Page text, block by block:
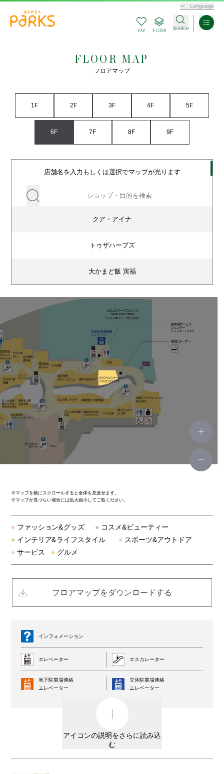
Language
FLOOR MAP
フロアマップ
1F 2F 3F 4F 5F
6F 7F 8F 9F
店舗名を入力もしくは選択でマップが光ります
クア・アイナ
トゥザハーブズ
大かまど飯 寅福
エイス シー オイスターバー
香港蒸蘢（ほんこんちょんろん）
やさい家めい
炭火焼鳥 権兵衛
築地食堂 源ちゃん
しのぶ庵
こなな
8ppy麻辣湯（ハッピーマーラータン）
ナムコ
ポムの樹 ゴールド
神楽食堂 串家物語
天ぷらすし海鮮 米福
※マップを横にスクロールすると全体を見渡せます。
※マップが見づらい場合には拡大縮小してご覧ください。
● ファッション&グッズ ● コスメ&ビューティー
● インテリア&ライフスタイル ● スポーツ&アウトドア
● サービス ● グルメ
フロアマップをダウンロードする
インフォメーション
エレベーター エスカレーター
地下駐車場連絡
エレベーター
立体駐車場連絡
エレベーター
外貨両替機 男女トイレ
アイコンの説明をさらに読み込
む